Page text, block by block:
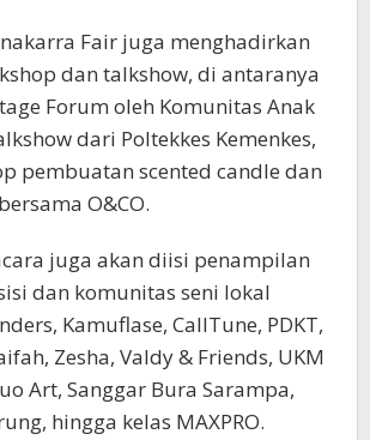
Fair juga menghadirkan
dan talkshow, di antaranya
Forum oleh Komunitas Anak
dari Poltekkes Kemenkes,
pembuatan scented candle dan
O&CO.
juga akan diisi penampilan
dan komunitas seni lokal
Kamuflase, CallTune, PDKT,
Zesha, Valdy & Friends, UKM
Art, Sanggar Bura Sarampa,
hingga kelas MAXPRO.